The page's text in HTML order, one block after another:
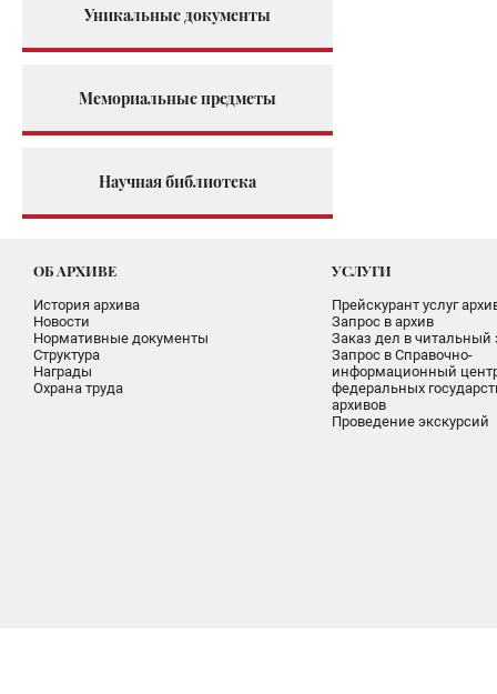
Уникальные документы
Мемориальные предметы
Научная библиотека
ОБ АРХИВЕ
История архива
Новости
Нормативные документы
Структура
Награды
Охрана труда
УСЛУГИ
Прейскурант услуг
Запрос в архив
Заказ дел в читальный
Запрос в Справочно-
информационный
федеральных
архивов
Проведение экскурсий